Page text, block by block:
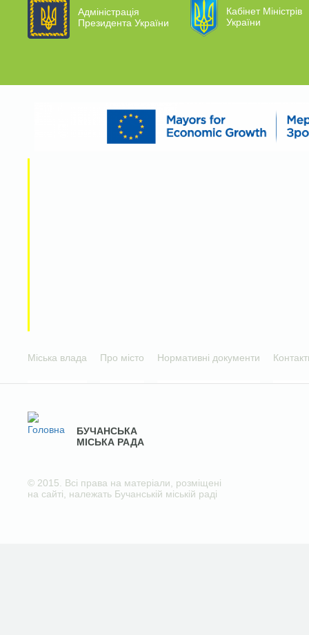
Адміністрація
Президента України
Кабінет Міністрів
України
Міська влада Про місто Нормативні документи
БУЧАНСЬКА
МІСЬКА РАДА
© 2015. Всі права на матеріали, розміщені
на сайті, належать Бучанській міській раді